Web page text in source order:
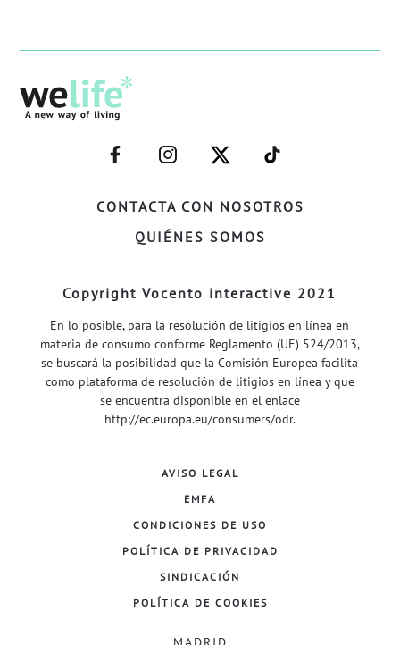
CONTACTA CON NOSOTROS
QUIÉNES SOMOS
–
FACEBOOK–
–
INSTAGRAM–
–
TWITTER–
–
WELIFE–
Copyright Vocento interactive 2021
En lo posible, para la resolución de litigios en línea en
materia de consumo conforme Reglamento (UE) 524/2013,
se buscará la posibilidad que la Comisión Europea facilita
como plataforma de resolución de litigios en línea y que
se encuentra disponible en el enlace
http://ec.europa.eu/consumers/odr.
AVISO LEGAL
EMFA
CONDICIONES DE USO
POLÍTICA DE PRIVACIDAD
SINDICACIÓN
POLÍTICA DE COOKIES